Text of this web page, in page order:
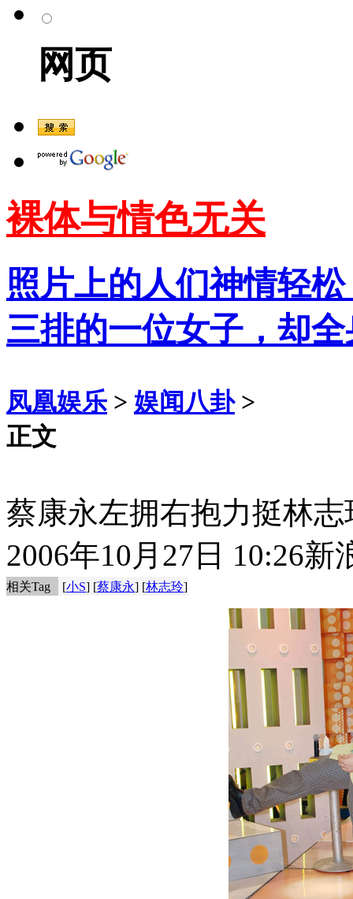
网页
裸体与情色无关
照片上的人们神情轻
三排的一位女子，却
凤凰娱乐 > 娱闻八卦>
正文
蔡康永左拥右抱力挺林
2006年10月27日 10:26新
相关Tag [小S] [蔡康永] [林志玲]